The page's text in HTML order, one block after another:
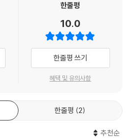
한줄평
10.0
한줄평 쓰기
혜택 및 유의사항
한줄평 2
추천순